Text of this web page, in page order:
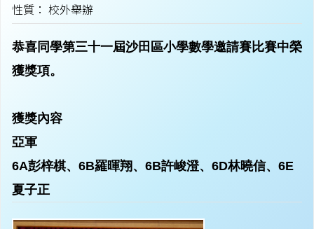
性質： 校外舉辦
恭喜同學第三十一屆沙田區小學數學邀請賽比賽中榮
獲獎項。
獲獎內容
亞軍
6A彭梓棋、6B羅暉翔、6B許峻澄、6D林曉信、6E
夏子正